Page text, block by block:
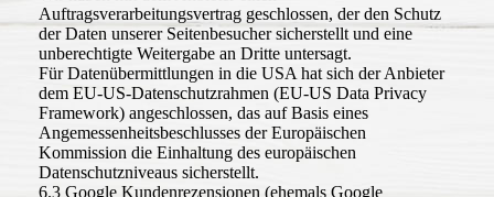
Auftragsverarbeitungsvertrag geschlossen, der den Schutz
der Daten unserer Seitenbesucher sicherstellt und eine
unberechtigte Weitergabe an Dritte untersagt.
Für Datenübermittlungen in die USA hat sich der Anbieter
dem EU-US-Datenschutzrahmen (EU-US Data Privacy
Framework) angeschlossen, das auf Basis eines
Angemessenheitsbeschlusses der Europäischen
Kommission die Einhaltung des europäischen
Datenschutzniveaus sicherstellt.
6.3 Google Kundenrezensionen (ehemals Google